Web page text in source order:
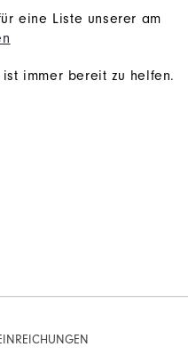
eine Liste unserer am
ist immer bereit zu helfen.